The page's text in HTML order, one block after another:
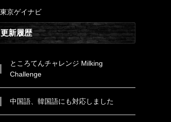
更新履歴
ところてんチャレンジ Milking
Challenge
中国語、韓国語にも対応しました